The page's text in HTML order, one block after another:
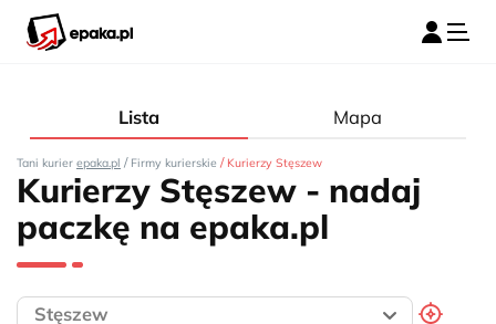
Lista Mapa
Tani kurier epaka.pl / Firmy kurierskie / Kurierzy Stęszew
Kurierzy Stęszew - nadaj
paczkę na epaka.pl